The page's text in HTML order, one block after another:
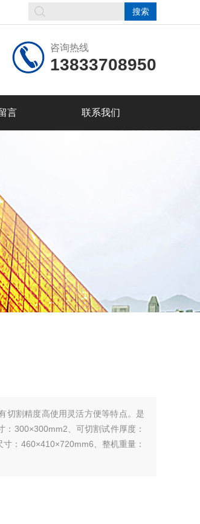
咨询热线
13833708950
言 联系我们
切割精度高使用灵活方便等特点。是
300×300mm2、可切割试件厚度：
：460×410×720mm6、整机重量：